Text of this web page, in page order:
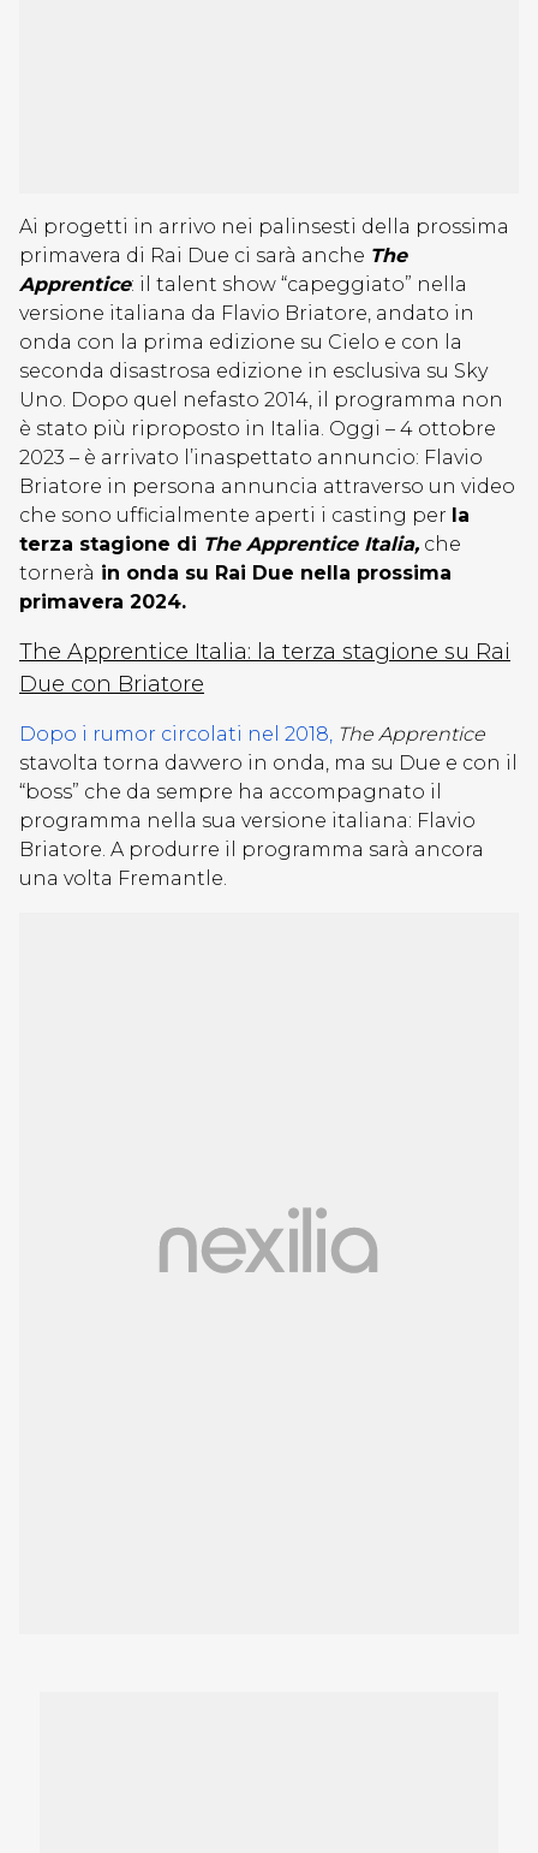
Ai progetti in arrivo nei palinsesti della prossima
primavera di Rai Due ci sarà anche The
Apprentice: il talent show “capeggiato” nella
versione italiana da Flavio Briatore, andato in
onda con la prima edizione su Cielo e con la
seconda disastrosa edizione in esclusiva su Sky
Uno. Dopo quel nefasto 2014, il programma non
è stato più riproposto in Italia. Oggi – 4 ottobre
2023 – è arrivato l’inaspettato annuncio: Flavio
Briatore in persona annuncia attraverso un video
che sono ufficialmente aperti i casting per la
terza stagione di The Apprentice Italia, che
tornerà in onda su Rai Due nella prossima
primavera 2024.
The Apprentice Italia: la terza stagione su Rai
Due con Briatore
Dopo i rumor circolati nel 2018, The Apprentice
stavolta torna davvero in onda, ma su Due e con il
“boss” che da sempre ha accompagnato il
programma nella sua versione italiana: Flavio
Briatore. A produrre il programma sarà ancora
una volta Fremantle.